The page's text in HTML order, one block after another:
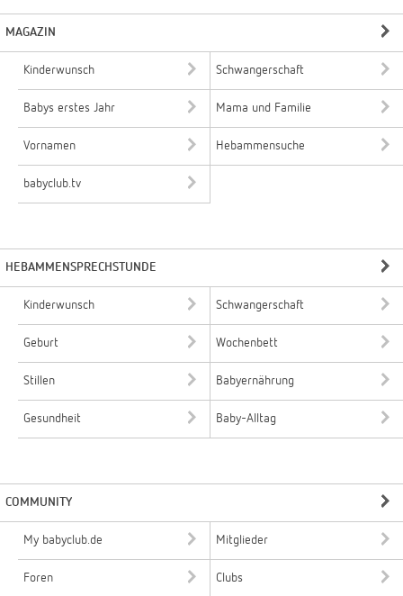
MAGAZIN
Kinderwunsch Schwangerschaft
Babys erstes Jahr Mama und Familie
Vornamen Hebammensuche
babyclub.tv
HEBAMMENSPRECHSTUNDE
Kinderwunsch Schwangerschaft
Geburt Wochenbett
Stillen Babyernährung
Gesundheit Baby-Alltag
COMMUNITY
My babyclub.de Mitglieder
Foren Clubs